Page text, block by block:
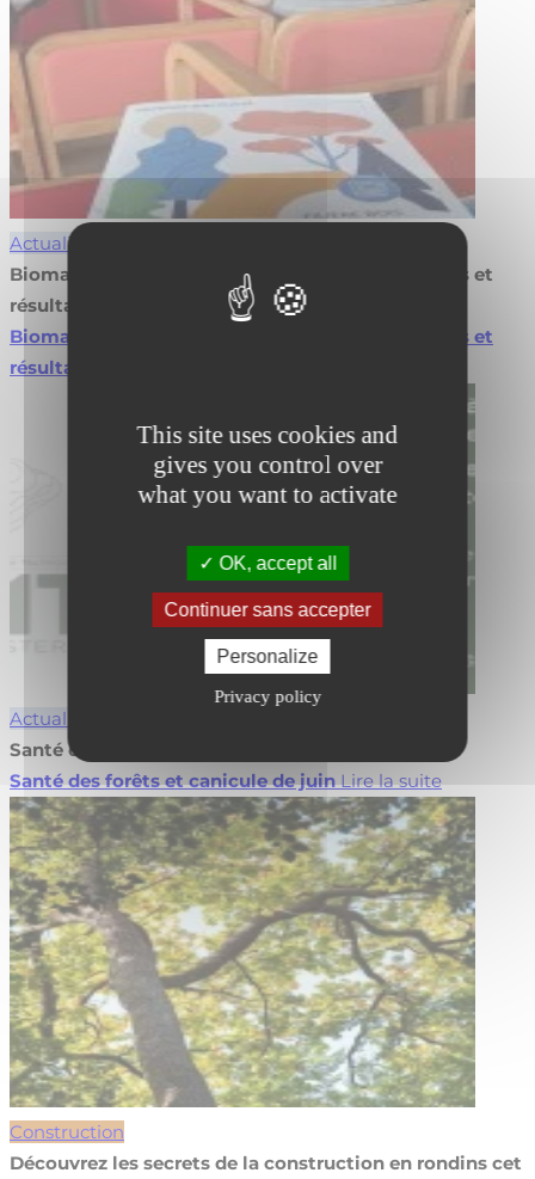
This site uses cookies and
gives you control over
what you want to activate
OK, accept all
Continuer sans accepter
Personalize
Privacy policy
Actualités
Biomasse en agroforesterie : valorisez vos projets et
résultats
Biomasse en agroforesterie : valorisez vos projets et
résultats
Actualités
Santé des forêts et canicule de juin
Santé des forêts et canicule de juin Lire la suite
Construction
Découvrez les secrets de la construction en rondins cet